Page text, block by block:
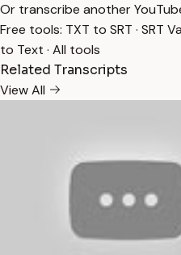
Or transcribe another
Free tools: TXT to SRT · SRT
to Text · All tools
Related Transcripts
View All